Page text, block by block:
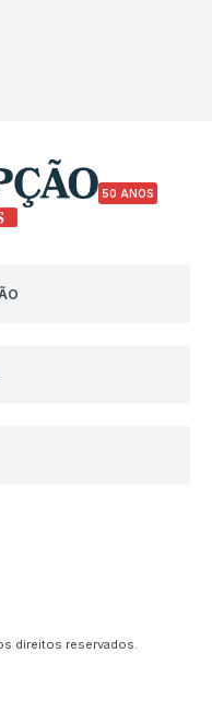
50 ANOS
direitos reservados.